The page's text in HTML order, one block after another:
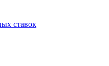
ставок